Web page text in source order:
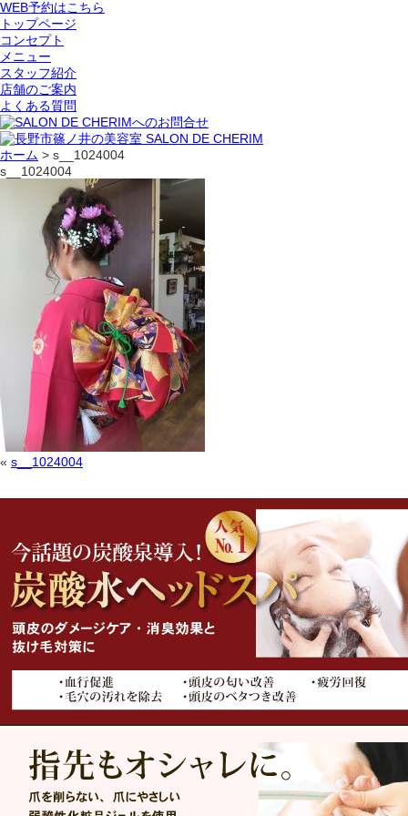
WEB予約はこちら
トップページ
コンセプト
メニュー
スタッフ紹介
店舗のご案内
よくある質問
ホーム > s__1024004
s__1024004
« s__1024004